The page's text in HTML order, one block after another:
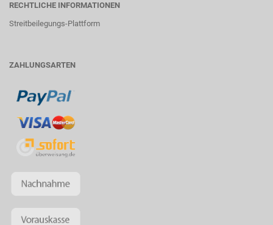
RECHTLICHE INFORMATIONEN
Streitbeilegungs-Plattform
ZAHLUNGSARTEN